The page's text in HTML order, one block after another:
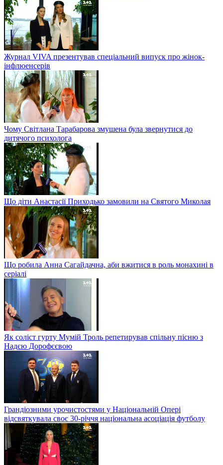
Журнал VIVA презентував спеціальний випуск про жінок-
інфлюенсерів
Чому Світлана Тарабарова змушена була звернутися до
дитячого психолога
Що діти Анастасії Приходько замовили на Святого Миколая
Що робила Анна Сагайдачна, аби вжитися в роль монахині в
серіалі
Як соліст гурту Мумій Троль репетирував спільну пісню з
Надєю Дорофєєвою
Грандіозними урочистостями у Національній Опері
відсвяткувала своє 30-річчя національна асоціація футболу